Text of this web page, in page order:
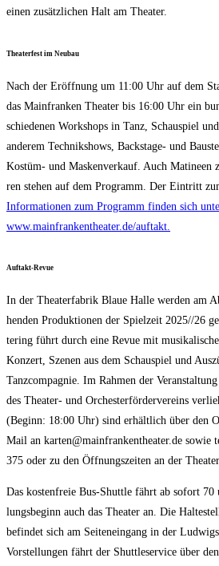
einen zusätz­li­chen Halt am Theater.
Thea­ter­fest im Neubau
Nach der Eröff­nung um 11:00 Uhr auf dem
das Main­fran­ken Thea­ter bis 16:00 Uhr ein
schie­de­nen Work­shops in Tanz, Schau­spiel
ande­rem Tech­nik­shows, Back­stage- und
Kos­tüm- und Mas­ken­ver­kauf. Auch Mati­neen
ren ste­hen auf dem Pro­gramm. Der Ein­tritt
Infor­ma­tio­nen zum Pro­gramm fin­den sich
www.mainfrankentheater.de/auftakt.
Auf­takt-Revue
In der Thea­ter­fa­brik Blaue Hal­le wer­den am
hen­den Pro­duk­tio­nen der Spiel­zeit 2025/​/​26
te­ring führt durch eine Revue mit
Kon­zert, Sze­nen aus dem Schau­spiel und
Tanz­com­pa­gnie. Im Rah­men der
des Thea­ter- und Orches­ter­för­der­ver­eins
(Beginn: 18:00 Uhr) sind erhält­lich über den
Mail an karten@mainfrankentheater.de sowie
375 oder zu den Öff­nungs­zei­ten an der
Das kos­ten­freie Bus-Shut­tle fährt ab sofort
lungs­be­ginn auch das Thea­ter an. Die
befin­det sich am Sei­ten­ein­gang in der
Vor­stel­lun­gen fährt der Shut­tle­ser­vice über